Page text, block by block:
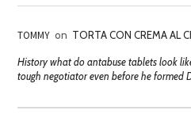
TOMMY on TORTA CON CREMA AL
History what do antabuse tablets look
tough negotiator even before he formed